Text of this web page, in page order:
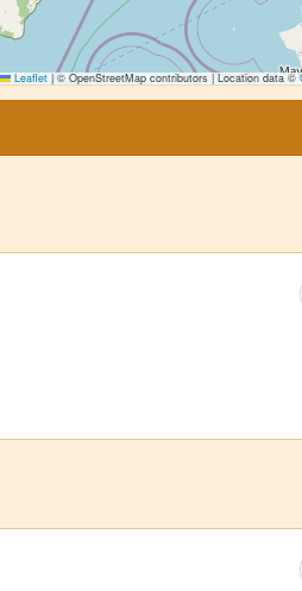
Leaflet |© OpenStreetMap contributors | Location data ©